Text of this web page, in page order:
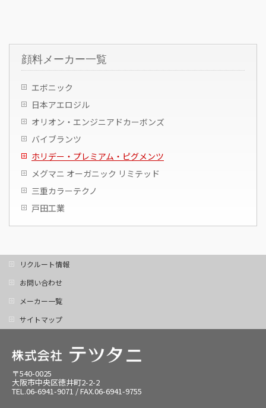
顔料メーカー一覧
エボニック
日本アエロジル
オリオン・エンジニアドカーボンズ
バイブランツ
ホリデー・プレミアム・ピグメンツ
メグマニ オーガニック リミテッド
三重カラーテクノ
戸田工業
リクルート情報
お問い合わせ
メーカー一覧
サイトマップ
〒540-0025
大阪市中央区徳井町2-2-2
TEL.06-6941-9071 / FAX.06-6941-9755